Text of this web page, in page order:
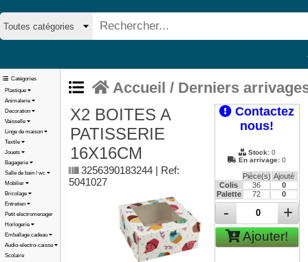
Catégories
Plastique
Animalerie
Decoration
Vaisselle
Linge de maison
Textile
Jouets
Bagagerie
Salle de bain / wc
Mobilier
Bricolage
Entretien
Petit electromenager
Horlogerie
Emballage cadeau
Audio-electro-caisse
Scolaire
Accueil / Derniers
X2 BOITES A
PATISSERIE
16X16CM
3256390183244 | Ref:
5041027
Contactez
nous!
Stock:0
En arrivage: 0
Pièce(s) Ajouté
Colis
36
0
Palette
72 0
- +
Ajouter!